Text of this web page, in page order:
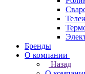
Бренды
О компании
Назад